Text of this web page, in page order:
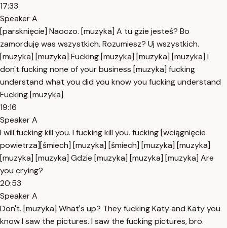
17:33
Speaker A
[parsknięcie] Naoczo. [muzyka] A tu gzie jesteś? Bo
zamorduję was wszystkich. Rozumiesz? Uj wszystkich.
[muzyka] [muzyka] Fucking [muzyka] [muzyka] [muzyka] I
don't fucking none of your business [muzyka] fucking
understand what you did you know you fucking understand
Fucking [muzyka]
19:16
Speaker A
I will fucking kill you. I fucking kill you. fucking [wciągnięcie
powietrza][śmiech] [muzyka] [śmiech] [muzyka] [muzyka]
[muzyka] [muzyka] Gdzie [muzyka] [muzyka] [muzyka] Are
you crying?
20:53
Speaker A
Don't. [muzyka] What's up? They fucking Katy and Katy you
know I saw the pictures. I saw the fucking pictures, bro.